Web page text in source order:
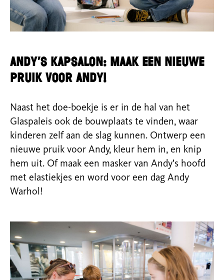
Andy’s kapsalon: Maak een nieuwe
pruik voor Andy!
Naast het doe-boekje is er in de hal van het
Glaspaleis ook de bouwplaats te vinden, waar
kinderen zelf aan de slag kunnen. Ontwerp een
nieuwe pruik voor Andy, kleur hem in, en knip
hem uit. Of maak een masker van Andy’s hoofd
met elastiekjes en word voor een dag Andy
Warhol!